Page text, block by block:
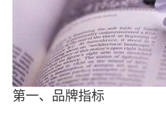
第一、品牌指标